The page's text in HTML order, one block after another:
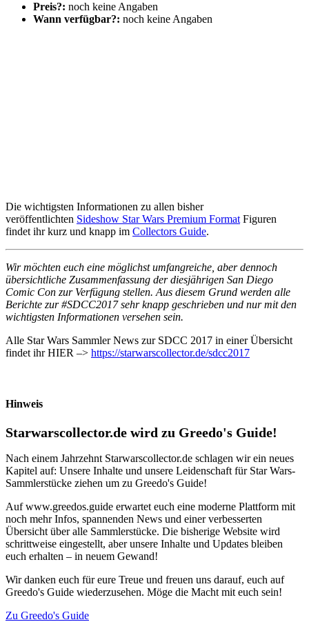
Preis?: noch keine Angaben
Wann verfügbar?: noch keine Angaben
Die wichtigsten Informationen zu allen bisher
veröffentlichten Sideshow Star Wars Premium FormatFiguren
findet ihr kurz und knapp im Collectors Guide.
Wir möchten euch eine möglichst umfangreiche, aber dennoch
übersichtliche Zusammenfassung der diesjährigen San Diego
Comic Con zur Verfügung stellen. Aus diesem Grund werden alle
Berichte zur #SDCC2017 sehr knapp geschrieben und nur mit den
wichtigsten Informationen versehen sein.
Alle Star Wars Sammler News zur SDCC 2017 in einer Übersicht
findet ihr HIER –> https://starwarscollector.de/sdcc2017
Hinweis
Starwarscollector.de wird zu Greedo's Guide!
Nach einem Jahrzehnt Starwarscollector.de schlagen wir ein neues
Kapitel auf: Unsere Inhalte und unsere Leidenschaft für Star Wars-
Sammlerstücke ziehen um zu Greedo's Guide!
Auf www.greedos.guide erwartet euch eine moderne Plattform mit
noch mehr Infos, spannenden News und einer verbesserten
Übersicht über alle Sammlerstücke. Die bisherige Website wird
schrittweise eingestellt, aber unsere Inhalte und Updates bleiben
euch erhalten – in neuem Gewand!
Wir danken euch für eure Treue und freuen uns darauf, euch auf
Greedo's Guide wiederzusehen. Möge die Macht mit euch sein!
Zu Greedo's Guide